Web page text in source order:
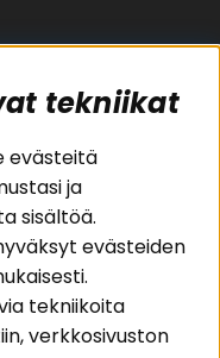
ja
tekniikat
evästeitä
ja
sisältöä.
evästeiden
tekniikoita
verkkosivuston